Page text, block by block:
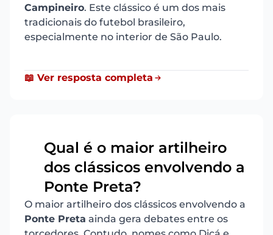
Campineiro. Este clássico é um dos mais
tradicionais do futebol brasileiro,
especialmente no interior de São Paulo.
📖 Ver resposta completa
Qual é o maior artilheiro
dos clássicos envolvendo a
Ponte Preta?
O maior artilheiro dos clássicos envolvendo a
Ponte Preta ainda gera debates entre os